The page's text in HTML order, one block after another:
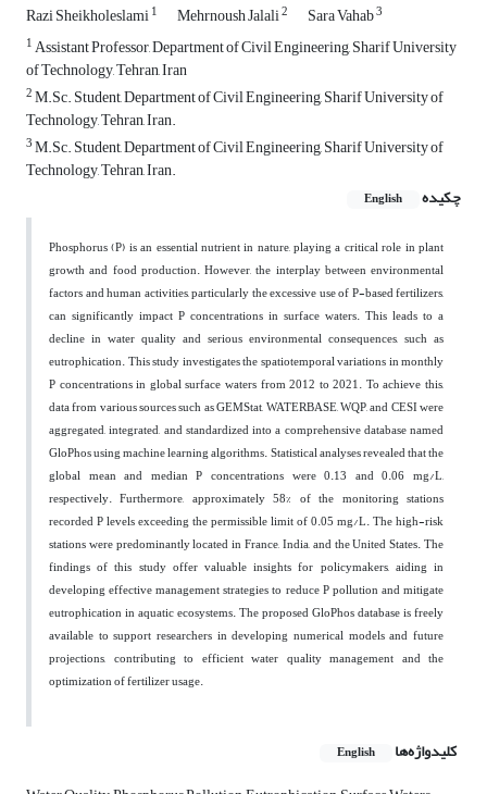
Razi Sheikholeslami1 Mehrnoush Jalali2 Sara Vahab3
1Assistant Professor, Department of Civil Engineering, Sharif University
of Technology, Tehran, Iran
2M.Sc. Student, Department of Civil Engineering, Sharif University of
Technology, Tehran, Iran.
3M.Sc. Student, Department of Civil Engineering, Sharif University of
Technology, Tehran, Iran.
چکیده
English
Phosphorus (P) is an essential nutrient in nature, playing a critical role in plant
growth and food production. However, the interplay between environmental
factors and human activities, particularly the excessive use of P-based fertilizers,
can significantly impact P concentrations in surface waters. This leads to a
decline in water quality and serious environmental consequences, such as
eutrophication. This study investigates the spatiotemporal variations in monthly
P concentrations in global surface waters from 2012 to 2021. To achieve this,
data from various sources such as GEMStat, WATERBASE, WQP, and CESI were
aggregated, integrated, and standardized into a comprehensive database named
GloPhos using machine learning algorithms. Statistical analyses revealed that the
global mean and median P concentrations were 0.13 and 0.06 mg/L,
respectively. Furthermore, approximately 58% of the monitoring stations
recorded P levels exceeding the permissible limit of 0.05 mg/L. The high-risk
stations were predominantly located in France, India, and the United States. The
findings of this study offer valuable insights for policymakers, aiding in
developing effective management strategies to reduce P pollution and mitigate
eutrophication in aquatic ecosystems. The proposed GloPhos database is freely
available to support researchers in developing numerical models and future
projections, contributing to efficient water quality management and the
optimization of fertilizer usage.
کلیدواژه‌ها English